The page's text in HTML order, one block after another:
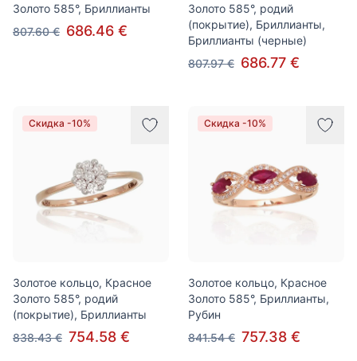
Золото 585°, Бриллианты
807.60 € 686.46 €
Золото 585°, родий
(покрытие), Бриллианты,
Бриллианты (черные)
807.97 € 686.77 €
Скидка -10%
Золотое кольцо, Красное
Золото 585°, родий
(покрытие), Бриллианты
838.43 € 754.58 €
Скидка -10%
Золотое кольцо, Красное
Золото 585°, Бриллианты,
Рубин
841.54 € 757.38 €